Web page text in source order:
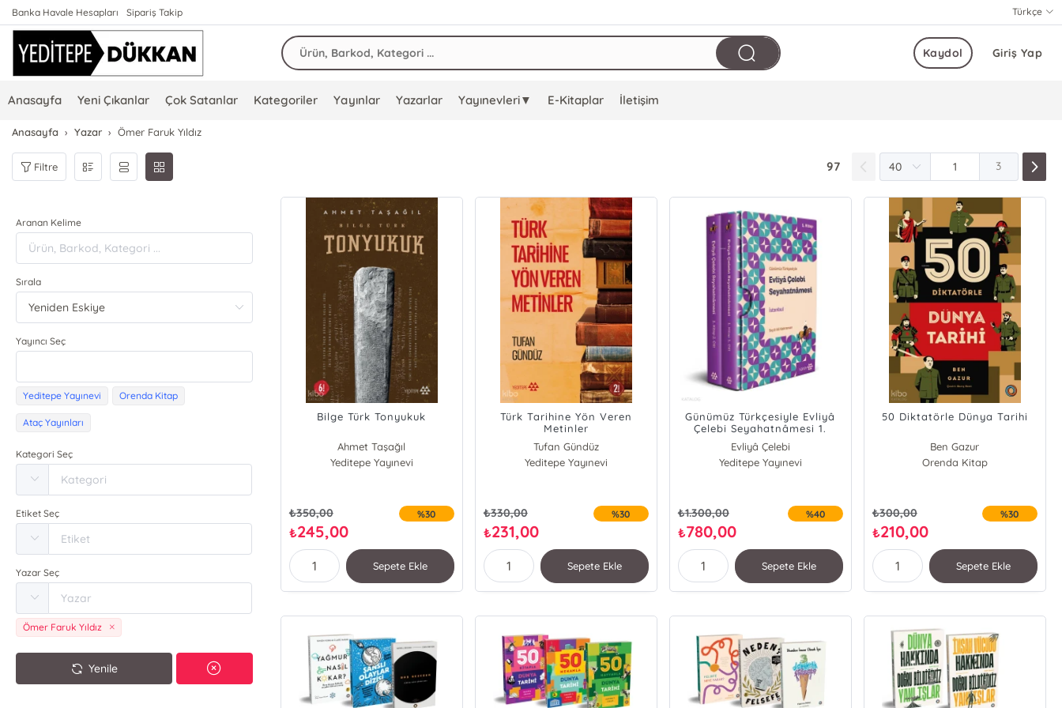
Banka Havale Hesapları Sipariş Takip Türkçe
Giriş Yap
Kaydol
Anasayfa Yeni Çıkanlar Çok Satanlar Kategoriler Yayınlar Yazarlar Yayınevleri▼ E-Kitaplar İletişim
Anasayfa Yazar Ömer Faruk Yıldız
Filtre 97 3
Aranan Kelime
Sırala
Yayıncı Seç
Yeditepe Yayınevi Orenda Kitap
Ataç Yayınları
Kategori Seç
Etiket Seç
Yazar Seç
Ömer Faruk Yıldız
Yenile
Bilge Türk Tonyukuk
Ahmet Taşağıl
Yeditepe Yayınevi
₺350,00
₺245,00
%30
Sepete Ekle
Türk Tarihine Yön Veren
Metinler
Tufan Gündüz
Yeditepe Yayınevi
₺330,00
₺231,00
%30
Sepete Ekle
Günümüz Türkçesiyle Evliyâ
Çelebi Seyahatnâmesi 1.
Kitap (2 Cilt -
Kutulu);İstanbul
Evliyâ Çelebi
Seyit Ali Kahraman
Yeditepe Yayınevi
₺1.300,00
₺780,00
%40
Sepete Ekle
50 Diktatörle Dünya Tarihi
Ben Gazur
Orenda Kitap
₺300,00
₺210,00
%30
Sepete Ekle